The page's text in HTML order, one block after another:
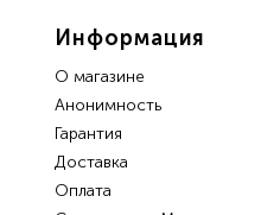
Информация
О магазине
Анонимность
Гарантия
Доставка
Oплата